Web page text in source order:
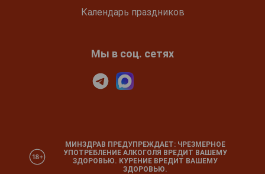
Календарь праздников
Мы в соц. сетях
МИНЗДРАВ ПРЕДУПРЕЖДАЕТ: ЧРЕЗМЕРНОЕ
УПОТРЕБЛЕНИЕ АЛКОГОЛЯ ВРЕДИТ ВАШЕМУ
ЗДОРОВЬЮ. КУРЕНИЕ ВРЕДИТ ВАШЕМУ
ЗДОРОВЬЮ.